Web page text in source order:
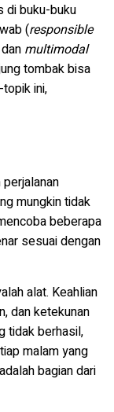
di buku-buku
(responsible
multimodal
tombak bisa
ini,
mungkin tidak
beberapa
sesuai dengan
alat. Keahlian
dan ketekunan
tidak berhasil,
malam yang
bagian dari